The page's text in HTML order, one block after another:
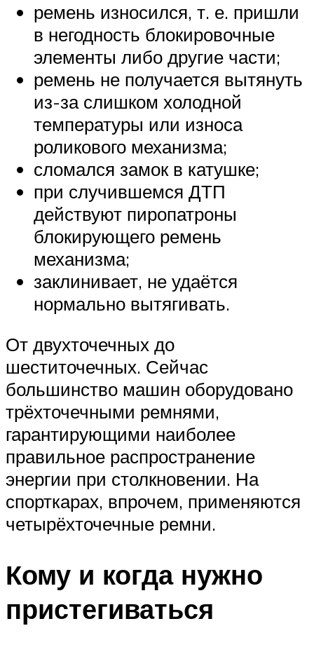
ремень износился, т. е. пришли
в негодность блокировочные
элементы либо другие части;
ремень не получается вытянуть
из-за слишком холодной
температуры или износа
роликового механизма;
сломался замок в катушке;
при случившемся ДТП
действуют пиропатроны
блокирующего ремень
механизма;
заклинивает, не удаётся
нормально вытягивать.
От двухточечных до
шеститочечных. Сейчас
большинство машин оборудовано
трёхточечными ремнями,
гарантирующими наиболее
правильное распространение
энергии при столкновении. На
спорткарах, впрочем, применяются
четырёхточечные ремни.
Кому и когда нужно
пристегиваться